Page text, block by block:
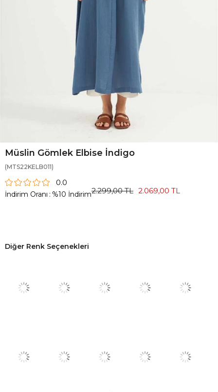
Müslin Gömlek Elbise İndigo
(MTS22KELB011)
0.0
İndirim Oranı : %10 İndirim2.299,00 TL 2.069,00 TL
Diğer Renk Seçenekleri